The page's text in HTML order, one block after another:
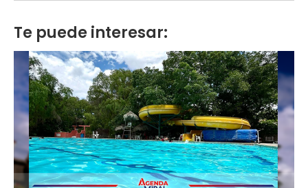
Te puede interesar: